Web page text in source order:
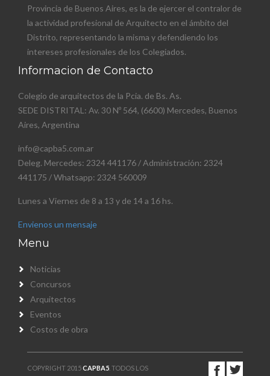
Provincia de Buenos Aires, es la de ejercer el contralor de
la actividad profesional de Arquitecto en el ámbito del
Distrito, representando la misma y defendiendo los
intereses profesionales de los Colegiados.
Informacion de Contacto
Colegio de arquitectos de la Pcia. de Bs. As.
SEDE DISTRITAL: Av. 30 Nº 564, (6600) Mercedes, Buenos
Aires, Argentina
info@capba5.com.ar
Deleg. Mercedes: 2324 441176 / Administración: 2324
441175 / Whatsapp: 2324 560009
Lunes a Viernes de 8 a 13 y de 14 a 16 hs.
Envienos un mensaje
Menu
Noticias
Concursos
Arquitectos
Eventos
Costos de obra
COPYRIGHT 2015CAPBA5 . TODOS LOS